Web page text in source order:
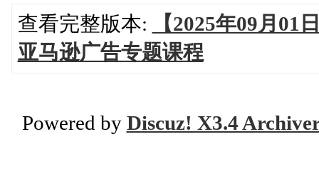
查看完整版本:
【2025年09月
亚马逊广告专题课程
Powered by Discuz! X3.4